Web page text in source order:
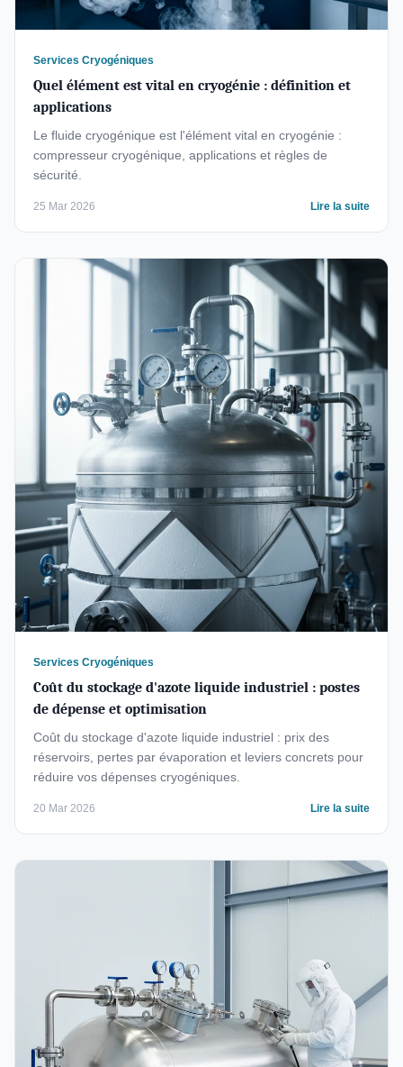
Services Cryogéniques
Quel élément est vital en cryogénie : définition et
applications
Le fluide cryogénique est l'élément vital en cryogénie :
compresseur cryogénique, applications et règles de
sécurité.
25 Mar 2026 Lire la suite
Services Cryogéniques
Coût du stockage d'azote liquide industriel : postes
de dépense et optimisation
Coût du stockage d'azote liquide industriel : prix des
réservoirs, pertes par évaporation et leviers concrets pour
réduire vos dépenses cryogéniques.
20 Mar 2026 Lire la suite